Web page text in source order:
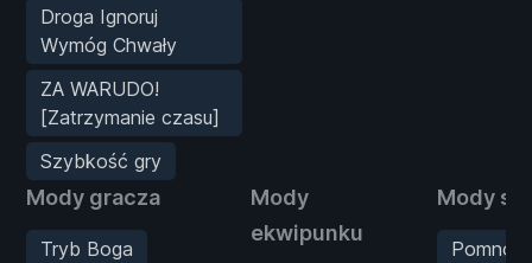
Droga Ignoruj
Wymóg Chwały
ZA WARUDO!
[Zatrzymanie czasu]
Szybkość gry
Mody gracza
Tryb Boga
Mody
ekwipunku
Mody
Pomnóż